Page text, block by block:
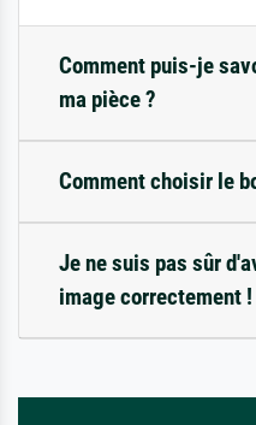
Comment puis-je
ma pièce ?
Comment choisir le
Je ne suis pas sûr
image correctement !